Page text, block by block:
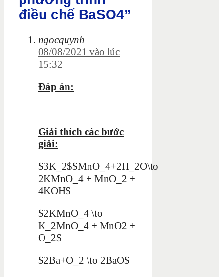
điều chế BaSO4”
ngocquynh
08/08/2021 vào lúc
15:32
Đáp án:
Giải thích các bước
giải:
$3K_2$$MnO_4+2H_2O\to
2KMnO_4 + MnO_2 +
4KOH$
$2KMnO_4 \to
K_2MnO_4 + MnO2 +
O_2$
$2Ba+O_2 \to 2BaO$